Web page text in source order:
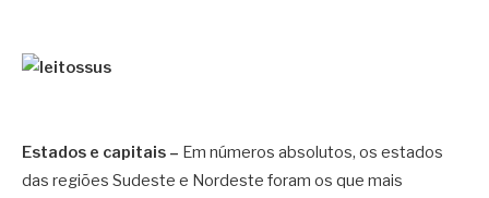
Estados e capitais – Em números absolutos, os estados
das regiões Sudeste e Nordeste foram os que mais